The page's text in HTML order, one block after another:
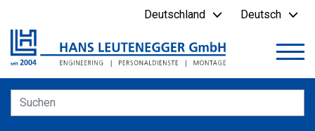
Deutschland Deutsch